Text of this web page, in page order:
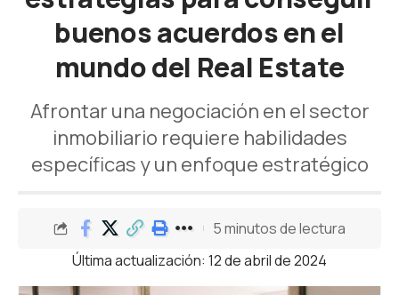
buenos acuerdos en el
mundo del Real Estate
Afrontar una negociación en el sector
inmobiliario requiere habilidades
específicas y un enfoque estratégico
Última actualización: 12 de abril de 2024
5 minutos de lectura